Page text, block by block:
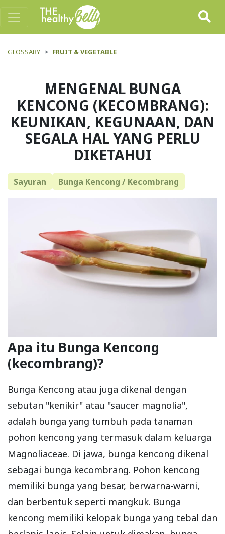
GLOSSARY FRUIT & VEGETABLE
MENGENAL BUNGA
KENCONG (KECOMBRANG):
KEUNIKAN, KEGUNAAN, DAN
SEGALA HAL YANG PERLU
DIKETAHUI
Sayuran Bunga Kencong / Kecombrang
Apa itu Bunga Kencong
(kecombrang)?
Bunga Kencong atau juga dikenal dengan
sebutan "kenikir" atau "saucer magnolia",
adalah bunga yang tumbuh pada tanaman
pohon kencong yang termasuk dalam keluarga
Magnoliaceae. Di jawa, bunga kencong dikenal
sebagai bunga kecombrang. Pohon kencong
memiliki bunga yang besar, berwarna-warni,
dan berbentuk seperti mangkuk. Bunga
kencong memiliki kelopak bunga yang tebal dan